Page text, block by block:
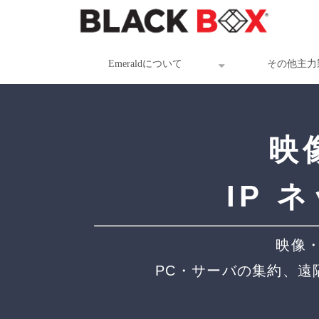
Emeraldについて その他主力
映
IP ネ
映像
PC・サーバの集約、